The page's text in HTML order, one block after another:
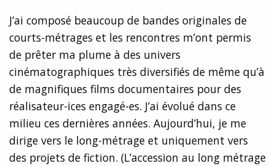
J’ai composé beaucoup de bandes originales de
courts-métrages et les rencontres m’ont permis
de prêter ma plume à des univers
cinématographiques très diversifiés de même qu’à
de magnifiques films documentaires pour des
réalisateur-ices engagé-es. J’ai évolué dans ce
milieu ces dernières années. Aujourd’hui, je me
dirige vers le long-métrage et uniquement vers
des projets de fiction. (L’accession au long métrage